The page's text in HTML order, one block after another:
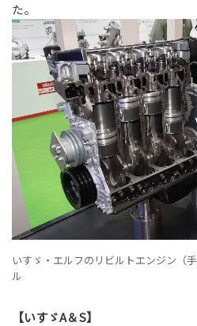
た。
いすゞ・エルフのリビルトエンジン（
ル
【いすゞA＆S】